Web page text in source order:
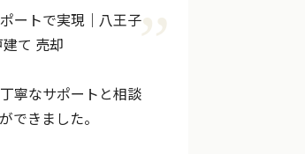
ートで実現｜八王子
て 売却
寧なサポートと相談
できました。